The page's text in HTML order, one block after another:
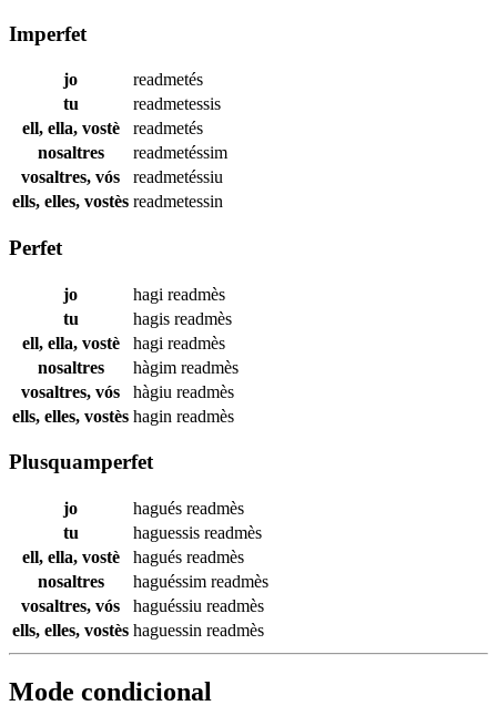
Imperfet
jo
readmetés
tu
readmetessis
ell, ella, vostè
readmetés
nosaltres
readmetéssim
vosaltres, vós
readmetéssiu
ells, elles, vostès readmetessin
Perfet
jo hagi readmès
tu
hagis readmès
ell, ella, vostè
hagi readmès
nosaltres
hàgim readmès
vosaltres, vós
hàgiu readmès
ells, elles, vostès hagin readmès
Plusquamperfet
jo hagués readmès
tu
haguessis readmès
ell, ella, vostè
hagués readmès
nosaltres
haguéssim readmès
vosaltres, vós
haguéssiu readmès
ells, elles, vostès haguessin readmès
Mode condicional